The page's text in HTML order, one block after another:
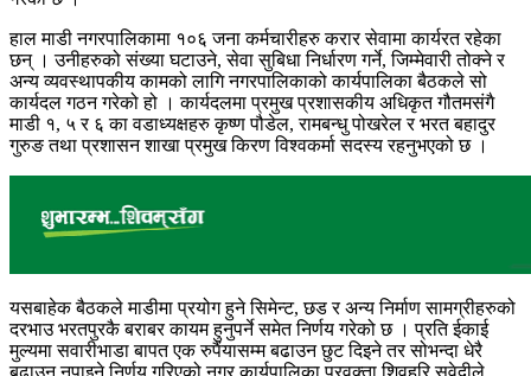
हाल माडी नगरपालिकामा १०६ जना कर्मचारीहरु करार सेवामा कार्यरत रहेका
छन् । उनीहरुको संख्या घटाउने, सेवा सुबिधा निर्धारण गर्ने, जिम्मेवारी तोक्ने र
अन्य व्यवस्थापकीय कामको लागि नगरपालिकाको कार्यपालिका बैठकले सो
कार्यदल गठन गरेको हो । कार्यदलमा प्रमुख प्रशासकीय अधिकृत गौतमसंगै
माडी १, ५ र ६ का वडाध्यक्षहरु कृष्ण पौडेल, रामबन्धु पोखरेल र भरत बहादुर
गुरुङ तथा प्रशासन शाखा प्रमुख किरण विश्वकर्मा सदस्य रहनुभएको छ ।
यसबाहेक बैठकले माडीमा प्रयोग हुने सिमेन्ट, छड र अन्य निर्माण सामग्रीहरुको
दरभाउ भरतपुरकै बराबर कायम हुनुपर्ने समेत निर्णय गरेको छ । प्रति ईकाई
मुल्यमा सवारीभाडा बापत एक रुपैंयासम्म बढाउन छुट दिइने तर सोभन्दा धेरै
बढाउन नपाइने निर्णय गरिएको नगर कार्यपालिका प्रवक्ता शिवहरि सुवेदीले